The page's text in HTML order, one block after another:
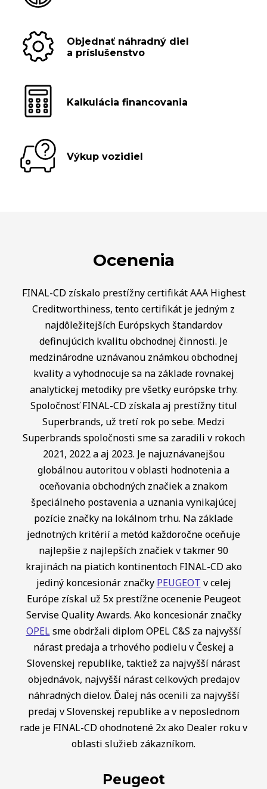
Objednať náhradný diel
a príslušenstvo
Kalkulácia financovania
Výkup vozidiel
Ocenenia
FINAL-CD získalo prestížny certifikát AAA Highest
Creditworthiness, tento certifikát je jedným z
najdôležitejších Európskych štandardov
definujúcich kvalitu obchodnej činnosti. Je
medzinárodne uznávanou známkou obchodnej
kvality a vyhodnocuje sa na základe rovnakej
analytickej metodiky pre všetky európske trhy.
Spoločnosť FINAL-CD získala aj prestížny titul
Superbrands, už tretí rok po sebe. Medzi
Superbrands spoločnosti sme sa zaradili v rokoch
2021, 2022 a aj 2023. Je najuznávanejšou
globálnou autoritou v oblasti hodnotenia a
oceňovania obchodných značiek a znakom
špeciálneho postavenia a uznania vynikajúcej
pozície značky na lokálnom trhu. Na základe
jednotných kritérií a metód každoročne oceňuje
najlepšie z najlepších značiek v takmer 90
krajinách na piatich kontinentoch FINAL-CD ako
jediný koncesionár značky PEUGEOT v celej
Európe získal už 5x prestížne ocenenie Peugeot
Servise Quality Awards. Ako koncesionár značky
OPELsme obdržali diplom OPEL C&S za najvyšší
nárast predaja a trhového podielu v Českej a
Slovenskej republike, taktiež za najvyšší nárast
objednávok, najvyšší nárast celkových predajov
náhradných dielov. Ďalej nás ocenili za najvyšší
predaj v Slovenskej republike a v neposlednom
rade je FINAL-CD ohodnotené 2x ako Dealer roku v
oblasti služieb zákazníkom.
Peugeot